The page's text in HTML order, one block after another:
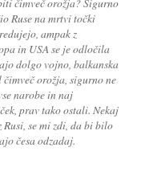
Ruse na mrtvi točki
ampak z
in USA se je odločila
dolgo vojno, balkanska
orožja, sigurno ne
narobe in naj
prav tako ostali. Nekaj
se mi zdi, da bi bilo
česa odzadaj.